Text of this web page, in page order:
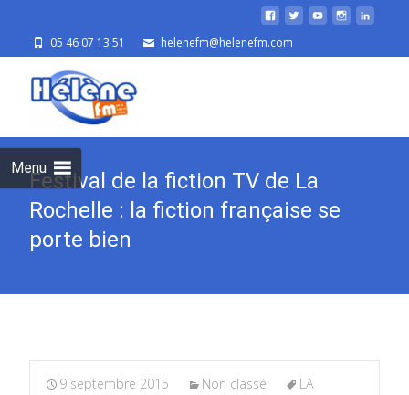
05 46 07 13 51 helenefm@helenefm.com
Menu
Festival de la fiction TV de La
Rochelle : la fiction française se
porte bien
9 septembre 2015 Non classé
LA